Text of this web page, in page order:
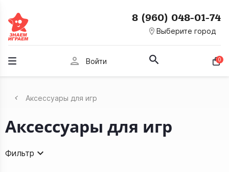
room Выберите город
8 (960) 048-01-74
person Войти 0
Аксессуары для игр
Аксессуары для игр
Фильтр